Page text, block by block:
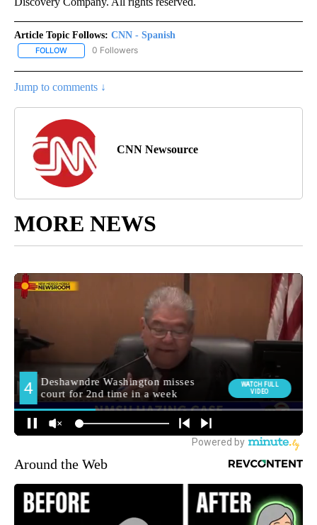
Article Topic Follows: CNN - Spanish
FOLLOW FOLLOW "CNN - SPANISH" TO RECEIVE NOTIFICATIONS ABOUT
0 Followers
Jump to comments ↓
CNN Newsource
MORE NEWS
Around the Web